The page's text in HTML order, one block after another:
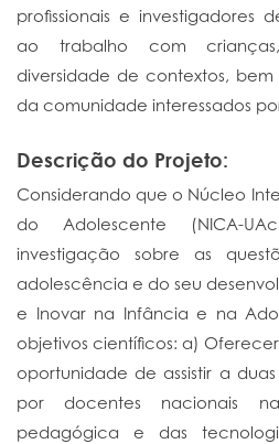
profissionais e investigadores
ao trabalho com
diversidade de contextos,
da comunidade interessados
Descrição do Projeto:
Considerando que o Núcleo
do Adolescente (NICA-
investigação sobre as
adolescência e do seu
e Inovar na Infância e na
objetivos científicos: a)
oportunidade de assistir a
por docentes nacionais
pedagógica e das